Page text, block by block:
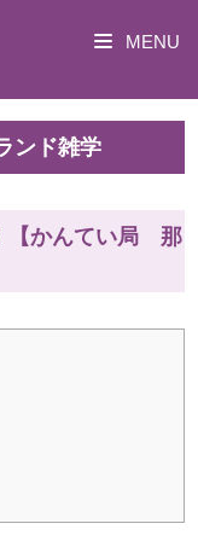
MENU
ンド雑学
【かんてい局 那